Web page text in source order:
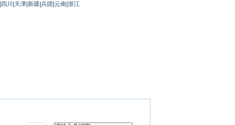
四川 天津 新疆 兵团 云南 浙江